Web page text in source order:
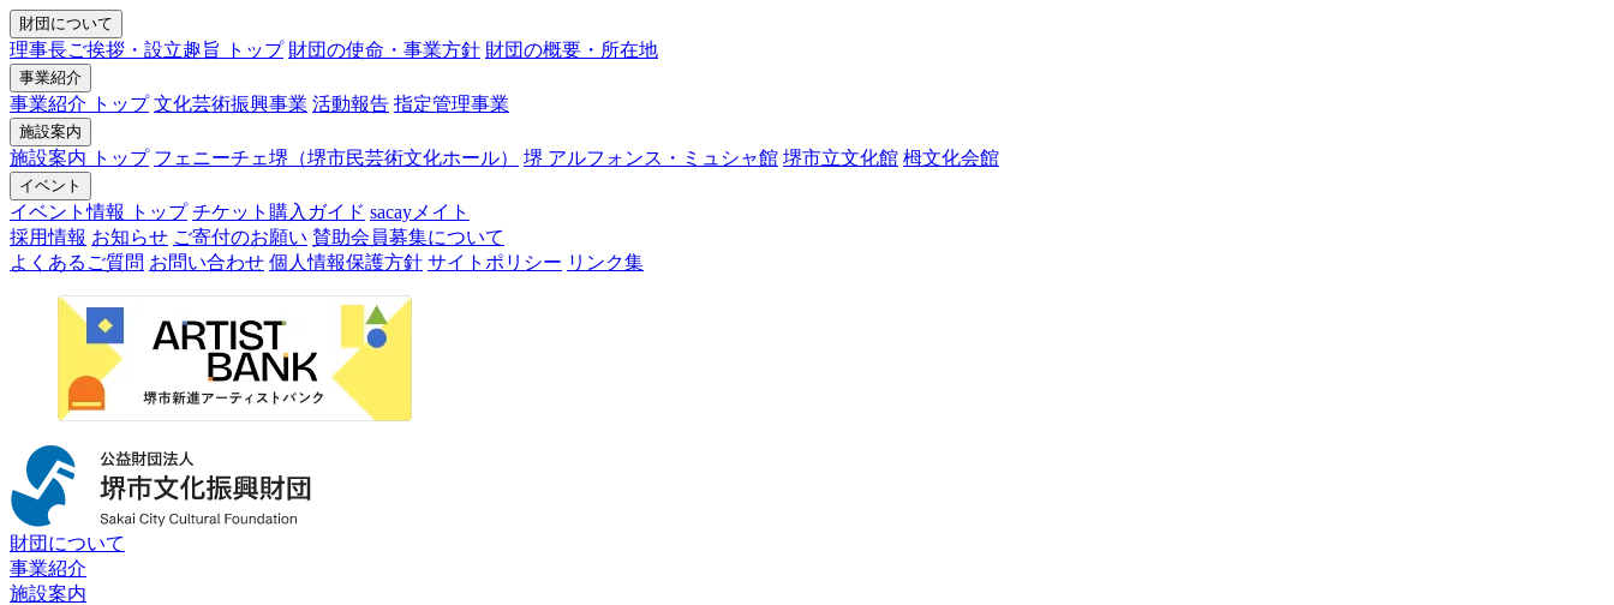
財団について
理事長ご挨拶・設立趣旨 トップ 財団の使命・事業方針 財団の概要・所在地
事業紹介
事業紹介 トップ 文化芸術振興事業 活動報告 指定管理事業
施設案内
施設案内 トップ フェニーチェ堺（堺市民芸術文化ホール） 堺 アルフォンス・ミュシャ館 堺市立文化館 栂文化会館
イベント
イベント情報 トップ チケット購入ガイド sacayメイト
採用情報 お知らせ ご寄付のお願い 賛助会員募集について
よくあるご質問 お問い合わせ 個人情報保護方針 サイトポリシー リンク集
財団について
事業紹介
施設案内